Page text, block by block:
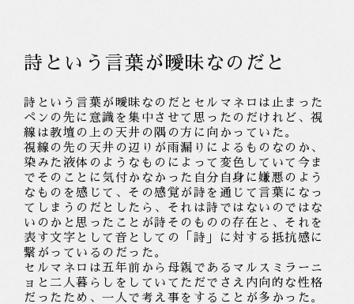
詩という言葉が曖昧なのだと
詩という言葉が曖昧なのだとセルマネロは止まった
ペンの先に意識を集中させて思ったのだけれど、視
線は教壇の上の天井の隅の方に向かっていた。
視線の先の天井の辺りが雨漏りによるものなのか、
染みた液体のようなものによって変色していて今ま
でそのことに気付かなかった自分自身に嫌悪のよう
なものを感じて、その感覚が詩を通じて言葉になっ
てしまうのだとしたら、それは詩ではないのではな
いのかと思ったことが詩そのものの存在と、それを
表す文字として音としての「詩」に対する抵抗感に
繋がっているのだった。
セルマネロは五年前から母親であるマルスミラーニ
ョと二人暮らしをしていてただでさえ内向的な性格
だったため、一人で考え事をすることが多かった。